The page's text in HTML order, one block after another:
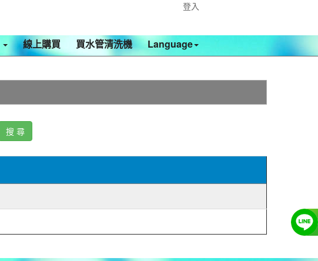
登入
線上購買 買水管清洗機 Language